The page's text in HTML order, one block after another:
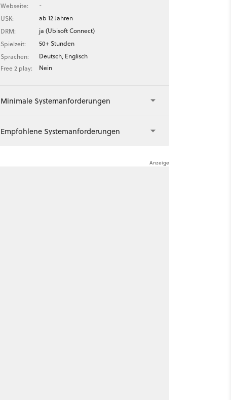
Webseite:
-
USK:
ab 12 Jahren
DRM:
ja (Ubisoft Connect)
Spielzeit:
50+ Stunden
Sprachen:
Deutsch, Englisch
Free 2 play:
Nein
Minimale Systemanforderungen
Empfohlene Systemanforderungen